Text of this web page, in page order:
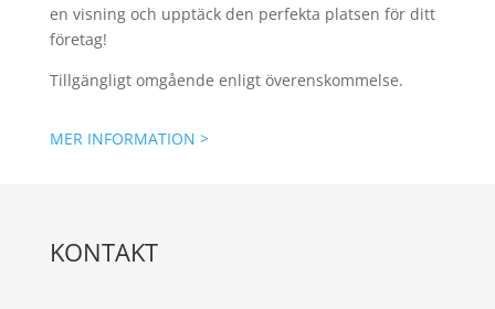
en visning och upptäck den perfekta platsen för ditt
företag!
Tillgängligt omgående enligt överenskommelse.
MER INFORMATION >
KONTAKT